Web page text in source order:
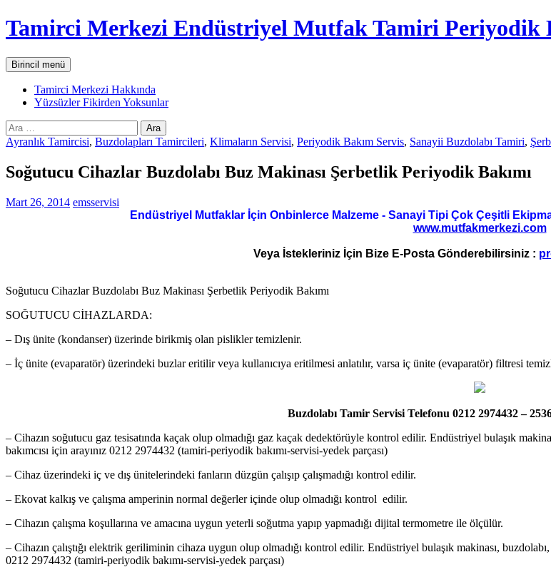
İçeriğe
atla
Tamirci Merkezi Endüstriyel Mutfak Tamiri Periyodik
AraBirincil menü
Tamirci Merkezi Hakkında
Yüzsüzler Fikirden Yoksunlar
Arama:
Ayranlık Tamircisi, Buzdolapları Tamircileri, Klimaların Servisi, Periyodik Bakım Servis, Sanayii Buzdolabı Tamiri,
Soğutucu Cihazlar Buzdolabı Buz Makinası Şerbetlik Periyodik Bakımı
Mart 26, 2014 emsservisi
Endüstriyel Mutfaklar İçin Onbinlerce Malzeme - Sanayi Tipi Çok Çeşitli
www.mutfakmerkezi.com
Veya İstekleriniz İçin Bize E-Posta Gönderebilirsiniz :
Soğutucu Cihazlar Buzdolabı Buz Makinası Şerbetlik Periyodik Bakımı
SOĞUTUCU CİHAZLARDA:
– Dış ünite (kondanser) üzerinde birikmiş olan pislikler temizlenir.
– İç ünite (evaparatör) üzerindeki buzlar eritilir veya kullanıcıya eritilmesi anlatılır, varsa iç ünite (evaparatör) filtresi
Buzdolabı Tamir Servisi Telefonu 0212 2974432 –
– Cihazın soğutucu gaz tesisatında kaçak olup olmadığı gaz kaçak dedektörüyle kontrol edilir. Endüstriyel bulaşık
bakımcısı için arayınız 0212 2974432 (tamiri-periyodik bakımı-servisi-yedek parçası)
– Cihaz üzerindeki iç ve dış ünitelerindeki fanların düzgün çalışıp çalışmadığı kontrol edilir.
– Ekovat kalkış ve çalışma amperinin normal değerler içinde olup olmadığı kontrol edilir.
– Cihazın çalışma koşullarına ve amacına uygun yeterli soğutma yapıp yapmadığı dijital termometre ile ölçülür.
– Cihazın çalıştığı elektrik geriliminin cihaza uygun olup olmadığı kontrol edilir. Endüstriyel bulaşık makinası,
0212 2974432 (tamiri-periyodik bakımı-servisi-yedek parçası)